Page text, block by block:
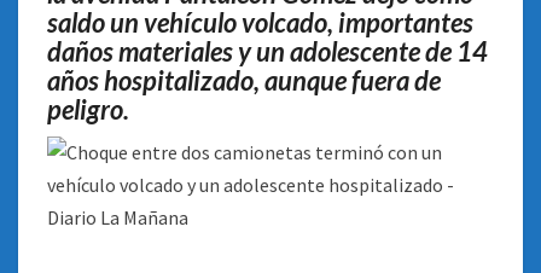
saldo un vehículo volcado, importantes
daños materiales y un adolescente de 14
años hospitalizado, aunque fuera de
peligro.